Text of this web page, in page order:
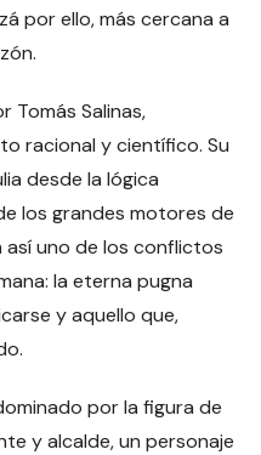
por ello, más cercana a
Tomás Salinas,
racional y científico. Su
desde la lógica
los grandes motores de
uno de los conflictos
la eterna pugna
y aquello que,
por la figura de
y alcalde, un personaje